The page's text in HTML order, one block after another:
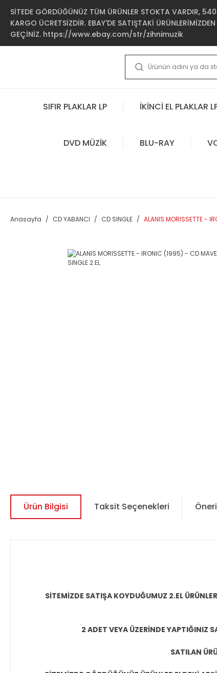
SİTEDE GÖRDÜĞÜNÜZ TÜM ÜRÜNLER STOKTA VARDIR,
KARGO ÜCRETSİZDİR. EBAY'DE SATIŞTAKİ
GEÇİNİZ. https://www.ebay.com/str/zihnimuzik
SIFIR PLAKLAR LP İKİNCİ EL PLAKLAR
DVD MÜZİK BLU-RAY
Anasayfa CD YABANCI CD SINGLE ALANIS MORISSETTE -
Ürün Bilgisi Taksit Seçenekleri
SİTEMİZDE SATIŞA KOYDUĞUMUZ 2.EL
2 ADET VEYA ÜZERİNDE YAPTIĞINIZ
SATILAN